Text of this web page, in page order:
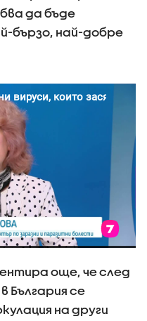
да бъде
бързо, най-добре
още, че след
България се
на други